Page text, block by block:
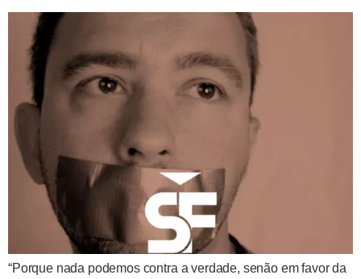
“Porque nada podemos contra a verdade, senão em favor da